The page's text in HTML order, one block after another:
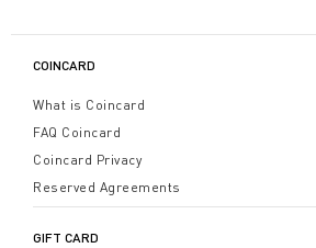
ricevono con un pizzico di ironia e
lingua dell’ospitalità, ad ogni
COINCARD
What is Coincard
FAQ Coincard
Coincard Privacy
Reserved Agreements
GIFT CARD